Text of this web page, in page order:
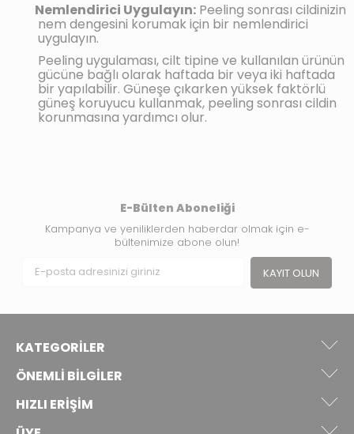
Nemlendirici Uygulayın: Peeling sonrası cildinizin
nem dengesini korumak için bir nemlendirici
uygulayın.
Peeling uygulaması, cilt tipine ve kullanılan ürünün
gücüne bağlı olarak haftada bir veya iki haftada
bir yapılabilir. Güneşe çıkarken yüksek faktörlü
güneş koruyucu kullanmak, peeling sonrası cildin
korunmasına yardımcı olur.
E-Bülten Aboneliği
Kampanya ve yeniliklerden haberdar olmak için e-
bültenimize abone olun!
KAYIT OLUN
KATEGORILER
ÖNEMLI BILGILER
HIZLI ERIŞIM